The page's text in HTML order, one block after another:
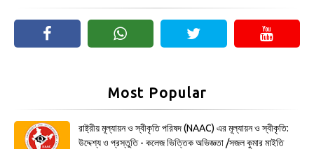
Most Popular
রাষ্ট্রীয় মূল্যায়ন ও স্বীকৃতি পরিষদ (NAAC) এর মূল্যায়ন ও স্বীকৃতি:
উদ্দেশ্য ও প্রস্তুতি - কলেজ ভিত্তিক অভিজ্ঞতা /সজল কুমার মাইতি